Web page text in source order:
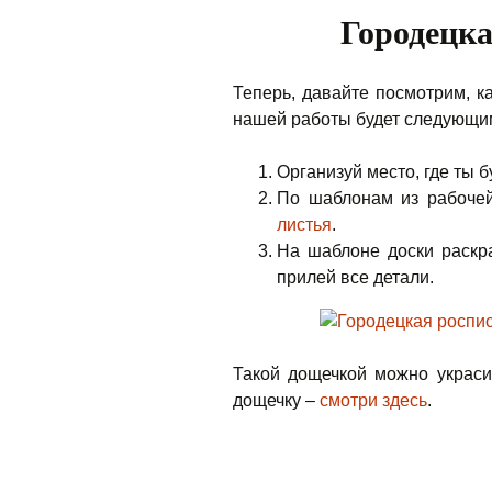
Теперь, давайте посмотрим,
нашей работы будет
Организуй место, где ты
По шаблонам из
листья.
На шаблоне доски
прилей все детали.
Такой дощечкой можно
дощечку – смотри здесь.